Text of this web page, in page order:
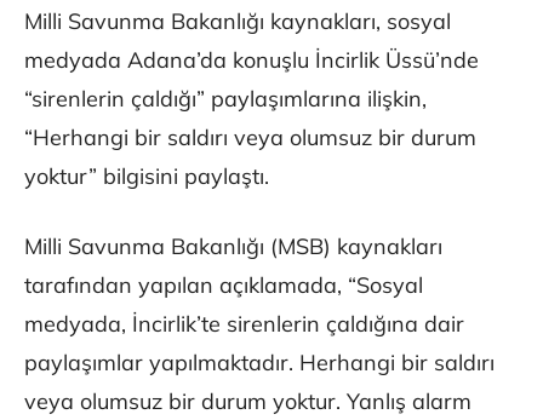
Milli Savunma Bakanlığı kaynakları, sosyal
medyada Adana’da konuşlu İncirlik Üssü’nde
“sirenlerin çaldığı” paylaşımlarına ilişkin,
“Herhangi bir saldırı veya olumsuz bir durum
yoktur” bilgisini paylaştı.
Milli Savunma Bakanlığı (MSB) kaynakları
tarafından yapılan açıklamada, “Sosyal
medyada, İncirlik’te sirenlerin çaldığına dair
paylaşımlar yapılmaktadır. Herhangi bir saldırı
veya olumsuz bir durum yoktur. Yanlış alarm